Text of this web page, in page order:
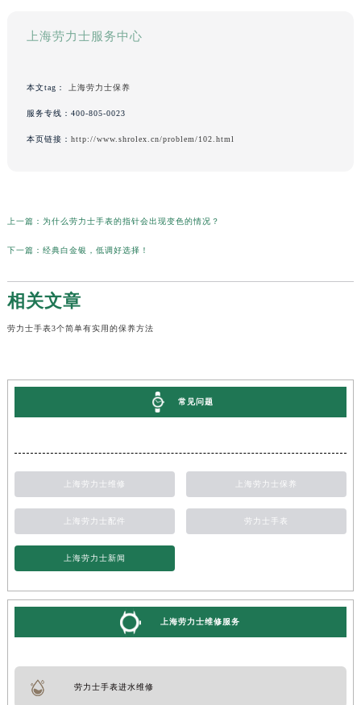
上海劳力士服务中心
本文tag： 上海劳力士保养
服务专线： 400-805-0023
本页链接： http://www.shrolex.cn/problem/102.html
上一篇： 为什么劳力士手表的指针会出现变色的情况？
下一篇： 经典白金银，低调好选择！
相关文章
劳力士手表3个简单有实用的保养方法
常见问题
上海劳力士维修 上海劳力士保养
上海劳力士配件 劳力士手表
上海劳力士新闻
上海劳力士维修服务
劳力士手表进水维修